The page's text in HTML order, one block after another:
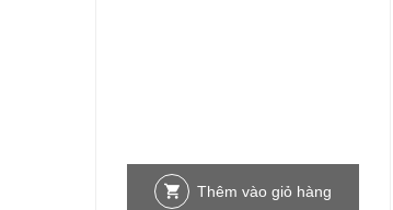
Thêm vào giỏ hàng